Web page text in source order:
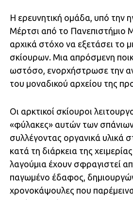
Η ερευνητική ομάδα, υπό την
Μέρτσι από το Πανεπιστήμιο
αρχικά στόχο να εξετάσει το
σκίουρων. Μια απρόσμενη
ωστόσο, ενορχήστρωσε την
του μοναδικού αρχείου της
Οι αρκτικοί σκίουροι
«φύλακες» αυτών των
συλλέγοντας οργανικά υλικά
κατά τη διάρκεια της
λαγούμια έχουν σφραγιστεί
παγωμένο έδαφος,
χρονοκάψουλες που